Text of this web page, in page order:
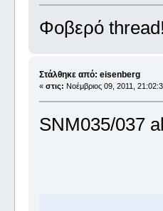
Φοβερό
Στάλθηκε από: eisenberg
« στις: Νοέμβριος 09, 2011,
SNM035/037